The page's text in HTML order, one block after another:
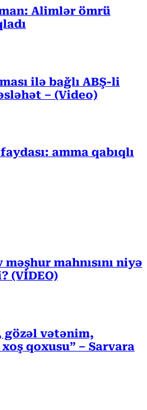
Alimlər ömrü
ilə bağlı ABŞ-li
– (Video)
amma qabıqlı
mahnısını niyə
(VİDEO)
gözəl vətənim,
qoxusu” – Sarvara